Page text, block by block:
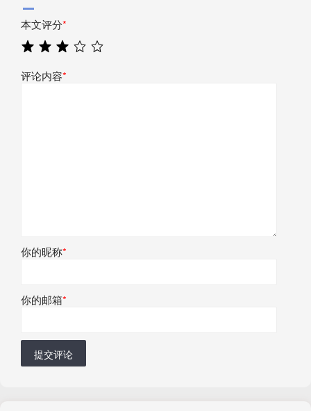
本文评分*
评论内容*
你的昵称*
你的邮箱*
提交评论